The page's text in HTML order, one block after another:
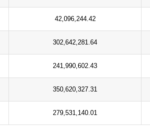
42,096,244.42
302,642,281.64
241,990,602.43
350,620,327.31
279,531,140.01